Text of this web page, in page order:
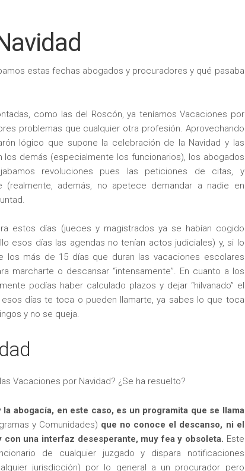
estas fechas abogados y procuradores y qué pasaba
como las del Roscón, ya teníamos Vacaciones por
problemas que cualquier otra profesión. Aprovechando
lógico que supone la celebración de la Navidad y las
demás (especialmente los funcionarios), los abogados
revoluciones pues las peticiones de citas, y
(realmente, además, no apetece demandar a nadie en
estos días (jueces y magistrados ya se habían cogido
esos días las agendas no tenían actos judiciales) y, si lo
los más de 15 días que duran las vacaciones escolares
marcharte o descansar “intensamente”. En cuanto a los
podías haber calculado plazos y dejar “hilvanado” el
días te toca o pueden llamarte, ya sabes lo que toca
y no se queja.
Vacaciones por Navidad? ¿Se ha resuelto?
abogacía, en este caso, es un programita que se llama
y Comunidades) que no conoce el descanso, ni el
una interfaz desesperante, muy fea y obsoleta. Este
de cualquier juzgado y dispara notificaciones
jurisdicción) por lo general a un procurador pero